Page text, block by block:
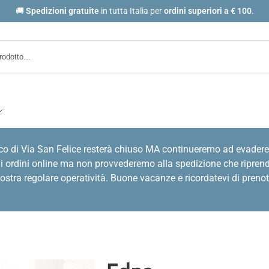
🚚 Spedizioni gratuite in tutta Italia perordini superiori a € 100.
di Via San Felice resterà chiuso MA continueremo ad
online ma non provvederemo alla spedizione che
regolare operatività. Buone vacanze e ricordatevi di